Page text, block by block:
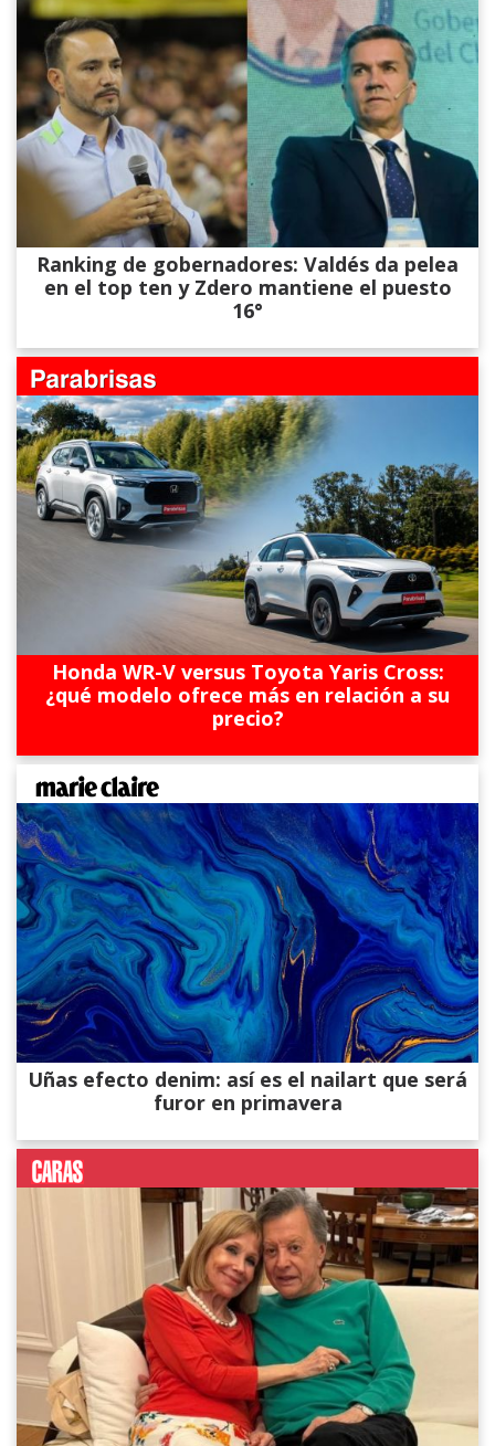
Ranking de gobernadores: Valdés da pelea
en el top ten y Zdero mantiene el puesto
16°
Honda WR-V versus Toyota Yaris Cross:
¿qué modelo ofrece más en relación a su
precio?
Uñas efecto denim: así es el nailart que será
furor en primavera